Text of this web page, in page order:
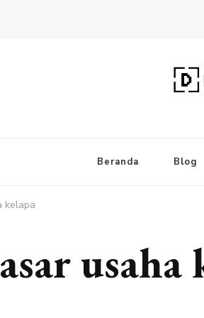
Beranda Blog
kelapa
usaha